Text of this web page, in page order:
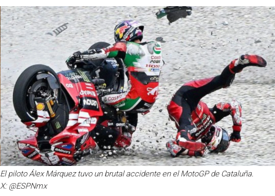
El piloto Álex Márquez tuvo un brutal accidente en el MotoGP de Cataluña.
X: @ESPNmx